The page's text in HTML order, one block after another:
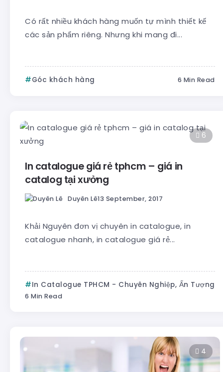
Có rất nhiều khách hàng muốn tự mình thiết kế
các sản phẩm riêng. Nhưng khi mang đi...
Góc khách hàng 6 Min Read
6
In catalogue giá rẻ tphcm – giá in
catalog tại xưởng
Duyên Lê13 September, 2017
Khải Nguyên đơn vị chuyên in catalogue, in
catalogue nhanh, in catalogue giá rẻ...
In Catalogue TPHCM - Chuyên Nghiệp, Ấn Tượng
6 Min Read
4